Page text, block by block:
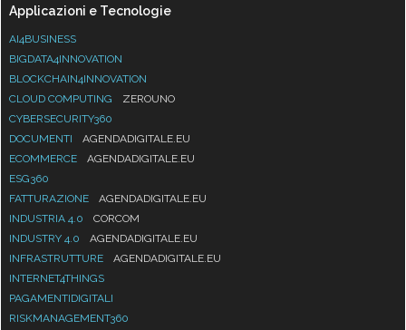
Applicazioni e Tecnologie
AI4BUSINESS
BIGDATA4INNOVATION
BLOCKCHAIN4INNOVATION
CLOUD COMPUTING
ZEROUNO
CYBERSECURITY360
DOCUMENTI
AGENDADIGITALE.EU
ECOMMERCE
AGENDADIGITALE.EU
ESG360
FATTURAZIONE
AGENDADIGITALE.EU
INDUSTRIA 4.0
CORCOM
INDUSTRY 4.0
AGENDADIGITALE.EU
INFRASTRUTTURE
AGENDADIGITALE.EU
INTERNET4THINGS
PAGAMENTIDIGITALI
RISKMANAGEMENT360